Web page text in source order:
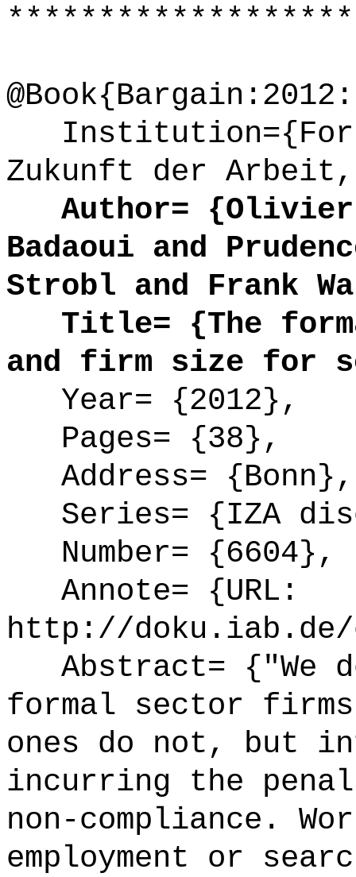
Zukunft der
Author= {Olivier
Badaoui and
Strobl and Frank
Title= {The
and firm size for
Year= {2012},
Pages= {38},
Address= {Bonn},
Series= {IZA
Number= {6604},
Annote= {URL:
http://doku.iab.de/
Abstract= {"We
formal sector
ones do not, but
incurring the
non-compliance.
employment or